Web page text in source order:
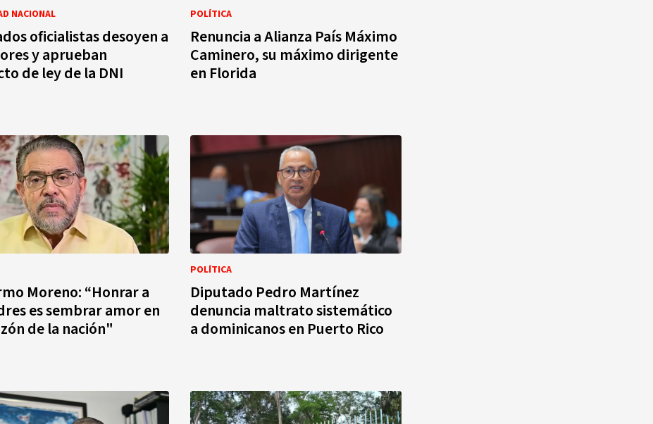
NACIONAL
oficialistas desoyen a
y aprueban
de ley de la DNI
POLÍTICA
Renuncia a Alianza País Máximo
Caminero, su máximo dirigente
en Florida
Moreno: “Honrar a
es sembrar amor en
de la nación"
POLÍTICA
Diputado Pedro Martínez
denuncia maltrato sistemático
a dominicanos en Puerto Rico